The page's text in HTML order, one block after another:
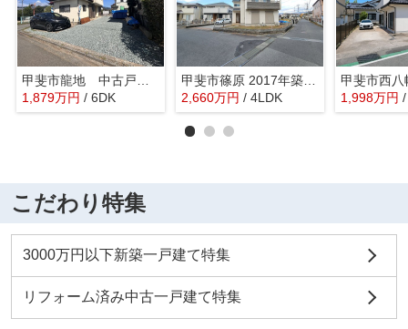
甲斐市龍地 中古戸建 内外装フルリフォーム
1,879万円 / 6DK
甲斐市篠原 2017年築オール電化 中古戸建 南東角地 車3台
2,660万円 / 4LDK 1,998万円
こだわり特集
3000万円以下新築一戸建て特集
リフォーム済み中古一戸建て特集